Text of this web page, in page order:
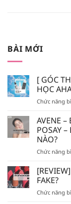
BÀI MỚI
[ GÓC
HỌC
Chức năng
AVENE –
POSAY
NÀO?
Chức năng
FAKE?
Chức năng